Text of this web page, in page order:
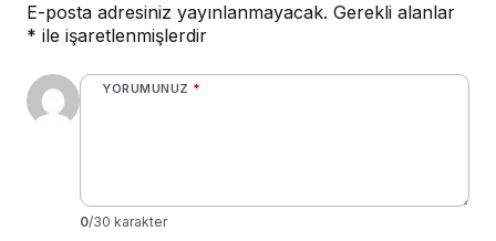
E-posta adresiniz yayınlanmayacak. Gerekli alanlar
* ile işaretlenmişlerdir
YORUMUNUZ *
0/30 karakter